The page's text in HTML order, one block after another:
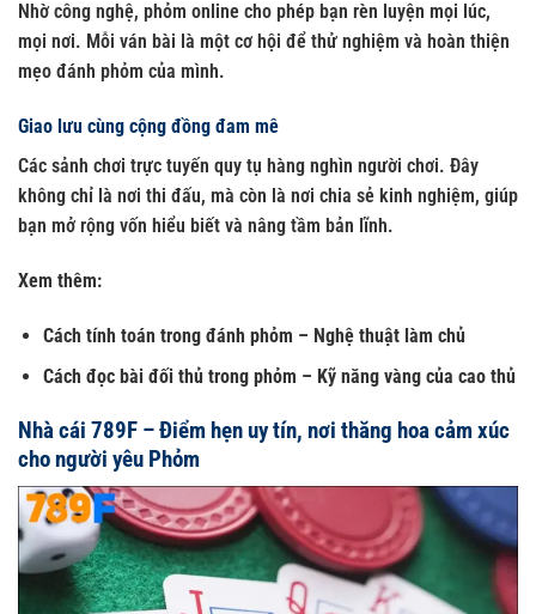
Nhờ công nghệ, phỏm online cho phép bạn rèn luyện mọi lúc,
mọi nơi. Mỗi ván bài là một cơ hội để thử nghiệm và hoàn thiện
mẹo đánh phỏm của mình.
Giao lưu cùng cộng đồng đam mê
Các sảnh chơi trực tuyến quy tụ hàng nghìn người chơi. Đây
không chỉ là nơi thi đấu, mà còn là nơi chia sẻ kinh nghiệm, giúp
bạn mở rộng vốn hiểu biết và nâng tầm bản lĩnh.
Xem thêm:
Cách tính toán trong đánh phỏm – Nghệ thuật làm chủ
Cách đọc bài đối thủ trong phỏm – Kỹ năng vàng của cao thủ
Nhà cái 789F – Điểm hẹn uy tín, nơi thăng hoa cảm xúc
cho người yêu Phỏm